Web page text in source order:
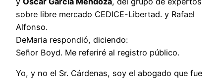
sobre libre mercado CEDICE-Libertad. y Rafael
Alfonso.
DeMaria respondió, diciendo:
Señor Boyd. Me referiré al registro público.
Yo, y no el Sr. Cárdenas, soy el abogado que fue